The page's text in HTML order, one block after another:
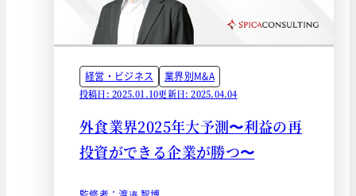
経営・ビジネス 業界別M&A
投稿日: 2025.01.10更新日: 2025.04.04
外食業界2025年大予測〜利益の再
投資ができる企業が勝つ〜